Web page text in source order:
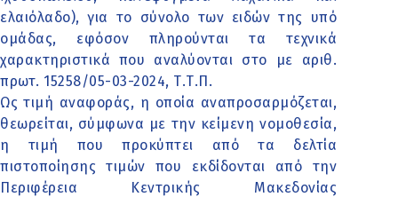
ελαιόλαδο), για το σύνολο των ειδών της υπό
ομάδας, εφόσον πληρούνται τα τεχνικά
χαρακτηριστικά που αναλύονται στο με αριθ.
πρωτ. 15258/05-03-2024, Τ.Τ.Π.
Ως τιμή αναφοράς, η οποία αναπροσαρμόζεται,
θεωρείται, σύμφωνα με την κείμενη νομοθεσία,
η τιμή που προκύπτει από τα δελτία
πιστοποίησης τιμών που εκδίδονται από την
Περιφέρεια Κεντρικής Μακεδονίας